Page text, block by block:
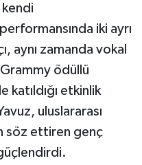
kendi
iki ayrı
aynı zamanda vokal
ödüllü
etkinlik
uluslararası
söz ettiren genç